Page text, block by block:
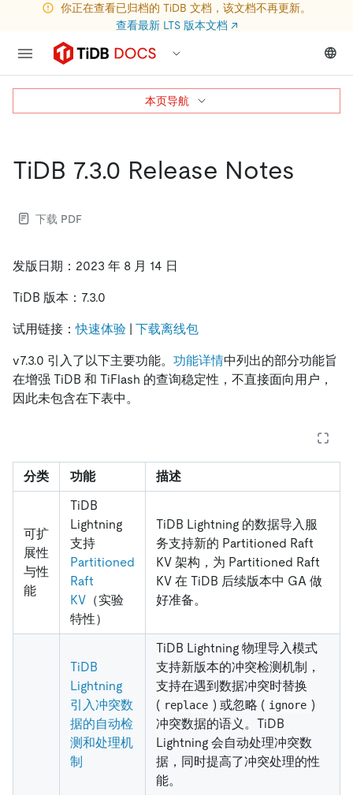
你正在查看已归档的 TiDB 文档，该文档不再更新。
查看最新 LTS 版本文档 ↗
TiDB 7.3.0 Release Notes
下载 PDF
发版日期：2023 年 8 月 14 日
TiDB 版本：7.3.0
试用链接：快速体验 | 下载离线包
v7.3.0 引入了以下主要功能。 功能详情中列出的部分功能旨
在增强 TiDB 和 TiFlash 的查询稳定性，不直接面向用户，
因此未包含在下表中。
分类 功能 描述
可扩
展性
与性
能
TiDB
Lightning
支持
Partitioned
Raft
KV （实验
特性）
TiDB Lightning 的数据导入服
务支持新的 Partitioned Raft
KV 架构，为 Partitioned Raft
KV 在 TiDB 后续版本中 GA 做
好准备。
TiDB
Lightning
引入冲突数
据的自动检
测和处理机
制
TiDB Lightning 物理导入模式
支持新版本的冲突检测机制，
支持在遇到数据冲突时替换
( replace ) 或忽略 ( ignore )
冲突数据的语义。TiDB
Lightning 会自动处理冲突数
据，同时提高了冲突处理的性
能。
本页导航